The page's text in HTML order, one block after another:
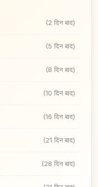
(2 दिन बाद)
(5 दिन बाद)
(8 दिन बाद)
(10 दिन बाद)
(16 दिन बाद)
(21 दिन बाद)
(28 दिन बाद)